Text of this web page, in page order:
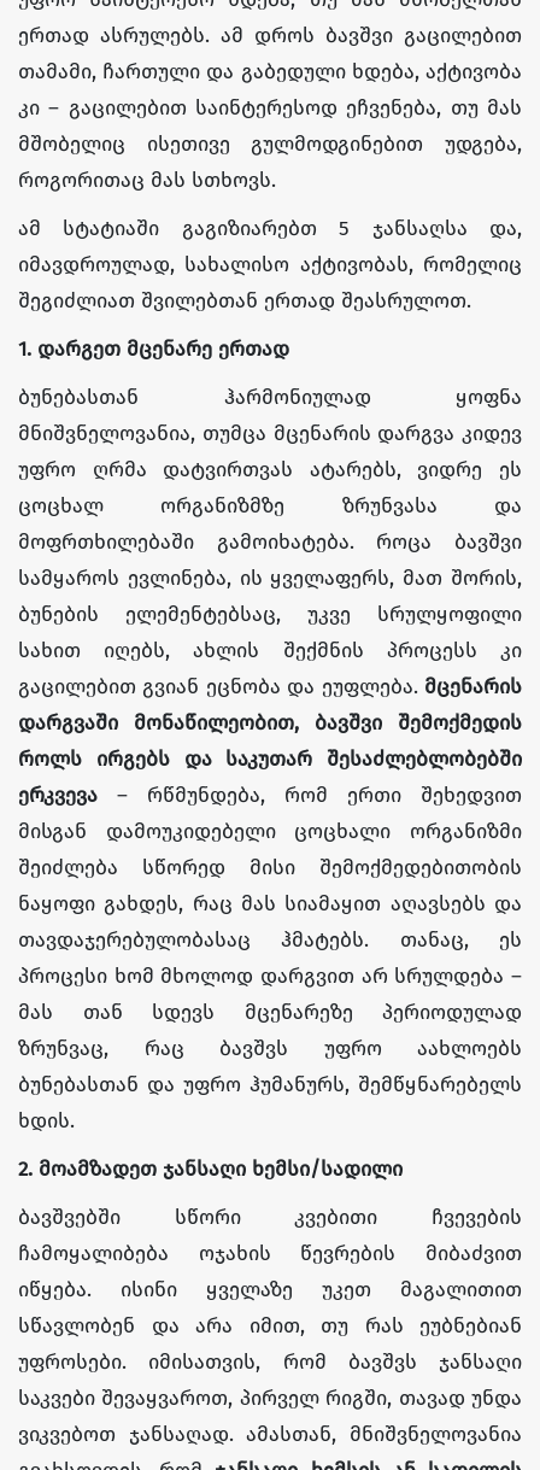
ერთად ასრულებს. ამ დროს ბავშვი გაცილებით
თამამი, ჩართული და გაბედული ხდება, აქტივობა
კი – გაცილებით საინტერესოდ ეჩვენება, თუ მას
მშობელიც ისეთივე გულმოდგინებით უდგება,
როგორითაც მას სთხოვს.
ამ სტატიაში გაგიზიარებთ 5 ჯანსაღსა და,
იმავდროულად, სახალისო აქტივობას, რომელიც
შეგიძლიათ შვილებთან ერთად შეასრულოთ.
1. დარგეთ მცენარე ერთად
ბუნებასთან ჰარმონიულად ყოფნა
მნიშვნელოვანია, თუმცა მცენარის დარგვა კიდევ
უფრო ღრმა დატვირთვას ატარებს, ვიდრე ეს
ცოცხალ ორგანიზმზე ზრუნვასა და
მოფრთხილებაში გამოიხატება. როცა ბავშვი
სამყაროს ევლინება, ის ყველაფერს, მათ შორის,
ბუნების ელემენტებსაც, უკვე სრულყოფილი
სახით იღებს, ახლის შექმნის პროცესს კი
გაცილებით გვიან ეცნობა და ეუფლება. მცენარის
დარგვაში მონაწილეობით, ბავშვი შემოქმედის
როლს ირგებს და საკუთარ შესაძლებლობებში
ერკვევა – რწმუნდება, რომ ერთი შეხედვით
მისგან დამოუკიდებელი ცოცხალი ორგანიზმი
შეიძლება სწორედ მისი შემოქმედებითობის
ნაყოფი გახდეს, რაც მას სიამაყით აღავსებს და
თავდაჯერებულობასაც ჰმატებს. თანაც, ეს
პროცესი ხომ მხოლოდ დარგვით არ სრულდება –
მას თან სდევს მცენარეზე პერიოდულად
ზრუნვაც, რაც ბავშვს უფრო აახლოებს
ბუნებასთან და უფრო ჰუმანურს, შემწყნარებელს
ხდის.
2. მოამზადეთ ჯანსაღი ხემსი/სადილი
ბავშვებში სწორი კვებითი ჩვევების
ჩამოყალიბება ოჯახის წევრების მიბაძვით
იწყება. ისინი ყველაზე უკეთ მაგალითით
სწავლობენ და არა იმით, თუ რას ეუბნებიან
უფროსები. იმისათვის, რომ ბავშვს ჯანსაღი
საკვები შევაყვაროთ, პირველ რიგში, თავად უნდა
ვიკვებოთ ჯანსაღად. ამასთან, მნიშვნელოვანია